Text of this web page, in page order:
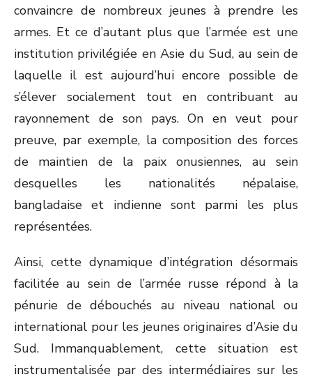
convaincre de nombreux jeunes à prendre les
armes. Et ce d’autant plus que l’armée est une
institution privilégiée en Asie du Sud, au sein de
laquelle il est aujourd’hui encore possible de
s’élever socialement tout en contribuant au
rayonnement de son pays. On en veut pour
preuve, par exemple, la composition des forces
de maintien de la paix onusiennes, au sein
desquelles les nationalités népalaise,
bangladaise et indienne sont parmi les plus
représentées.
Ainsi, cette dynamique d’intégration désormais
facilitée au sein de l’armée russe répond à la
pénurie de débouchés au niveau national ou
international pour les jeunes originaires d’Asie du
Sud. Immanquablement, cette situation est
instrumentalisée par des intermédiaires sur les